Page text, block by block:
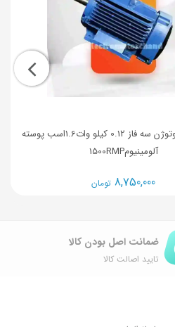
الکتروموتور موتوژن سه فاز 0.12 کیلو وات1.6اسب پوسته
آلومینیوم1500RMP
8,750,000 تومان
ضمانت اصل ‌بودن کالا
تایید اصالت کالا